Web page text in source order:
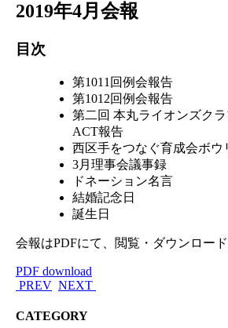
2019年4月会報
目次
第1011回例会報告
第1012回例会報告
第二回 本丸ライオンズク
ACT報告
西区手をつなぐ育成会ボウ
3月理事会議事録
ドネーション名言
結婚記念日
誕生日
会報はPDFにて、閲覧・ダウンロード
PDF download
PREV NEXT
CATEGORY